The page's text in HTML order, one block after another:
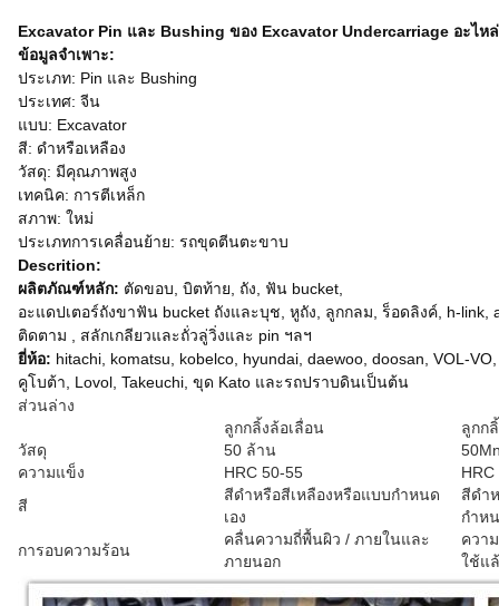
Excavator Pin และ Bushing ของ Excavator Undercarriage อะไ
ข้อมูลจำเพาะ:
ประเภท: Pin และ Bushing
ประเทศ: จีน
แบบ: Excavator
สี: ดำหรือเหลือง
วัสดุ: มีคุณภาพสูง
เทคนิค: การตีเหล็ก
สภาพ: ใหม่
ประเภทการเคลื่อนย้าย: รถขุดตีนตะขาบ
Descrition:
ผลิตภัณฑ์หลัก: ตัดขอบ, บิตท้าย, ถัง, ฟัน bucket,
อะแดปเตอร์ถังขาฟัน bucket ถังและบุช, หูถัง, ลูกกลม, ร็อดลิงค์, h-
ติดตาม , สลักเกลียวและถั่วลู่วิ่งและ pin ฯลฯ
ยี่ห้อ: hitachi, komatsu, kobelco, hyundai, daewoo, doosan, VOL-
คูโบต้า, Lovol, Takeuchi, ขุด Kato และรถปราบดินเป็นต้น
ส่วนล่าง
ลูกกลิ้งล้อเลื่อน
ลูกก
วัสดุ
50 ล้าน
ความแข็ง
HRC 50-55
สี
สีดำหรือสีเหลืองหรือแบบกำหนด
เอง
สีดำ
กำห
การอบความร้อน
คลื่นความถี่พื้นผิว / ภายในและ
ภายนอก
ควา
ใช้แ